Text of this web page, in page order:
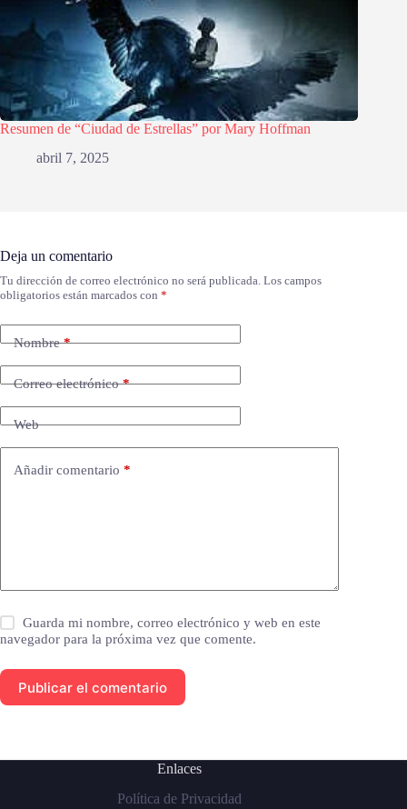
Resumen de “Ciudad de Estrellas” por Mary Hoffman
abril 7, 2025
Deja un comentario
Tu dirección de correo electrónico no será publicada. Los campos
obligatorios están marcados con *
Nombre*
Correo electrónico*
Web
Añadir comentario *
Guarda mi nombre, correo electrónico y web en este
navegador para la próxima vez que comente.
Publicar el comentario
Enlaces
Política de Privacidad